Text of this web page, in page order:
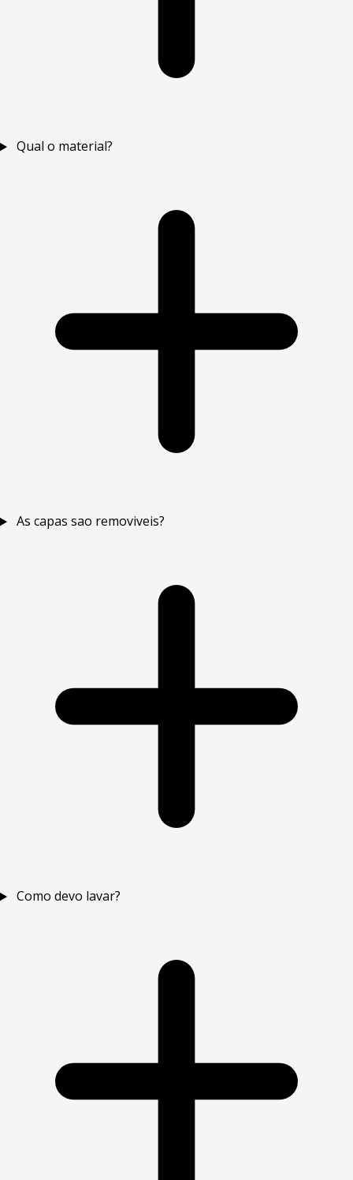
Qual o material?
As capas sao removiveis?
Como devo lavar?